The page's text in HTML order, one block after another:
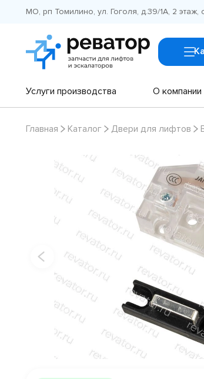
МО, рп Томилино, ул. Гоголя, д.39/1А, 2 этаж,
Услуги производства О компании
Главная Каталог Двери для лифтов